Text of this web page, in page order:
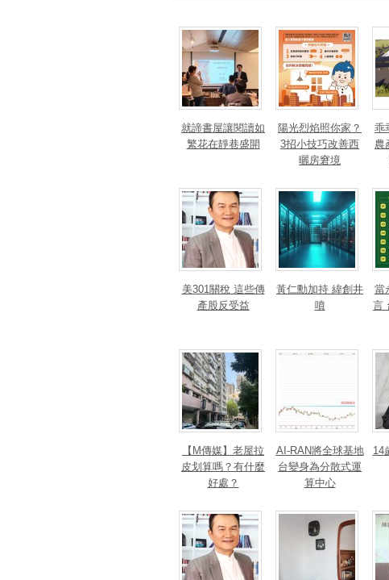
就諦書屋讓閱讀如
繁花在靜巷盛開
陽光烈焰照你家？
3招小技巧改善西
曬房窘境
乖
農
美301關稅 這些傳
產股反受益
黃仁勳加持 緯創井
噴
當
言
【M傳媒】老屋拉
皮划算嗎？有什麼
好處？
AI-RAN將全球基地
台變身為分散式運
算中心
14